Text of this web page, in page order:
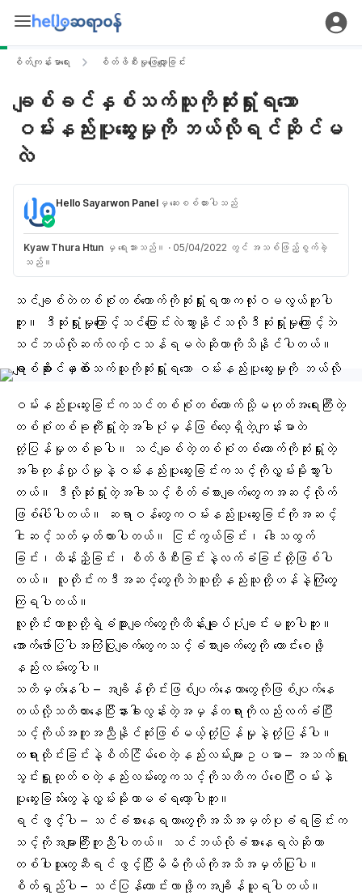
စိတ်ကျန်းမာရေး စိတ်ဖိစီးမှုဖြေလျှော့ခြင်း
ချစ်ခင်နှစ်သက်သူကိုဆုံးရှုံးရသော
ဝမ်းနည်းပူဆွေးမှုကို ဘယ်လိုရင်ဆိုင်မ
လဲ
Hello Sayarwon Panelမှ ဆေးစစ်ထားပါသည်
Kyaw Thura Htun မှ ရေးသားသည်။ · 05/04/2022 တွင် အသစ်ဖြည့်စွက်ခဲ့
သည်။
သင်ချစ်တဲတစ်စုံတစ်ယောက်ကိုဆုံးရှုံးရတာကလုံးဝမလွယ်ကူပါ
ဘူး။ ဒီဆုံးရှုံးမှုကြောင့်သင်ပြောင်းလဲသွားနိုင်သလိုဒီဆုံးရှုံးမှုကြောင့်ဘဲ
သင်ဘယ်လိုဆက်လက်ှငသန်ရမလဲဆိုတာကိုသိနိုင်ပါတယ်။
ဝမ်းနည်းပူဆွေးခြင်းကသင်တစ်စုံတစ်ယောက်သို့မဟုတ်အရေးကြီးတဲ့
တစ်စုံတစ်ခုကိုံးရှုံးတဲ့အခါပုံမှန်ဖြစ်လေ့ရှိတဲ့ကျန်းမာတဲ
တုံ့ပြန်မှုတစ်ခုပါ။ သင်ချစ်တဲ့တစ်စုံတစ်ယောက်ကိုဆုံးရှုံးတဲ့
အခါတုန်လှုပ်မှုနဲ့ဝမ်းနည်းပူဆွေးခြင်းကသင့်ကိုလွှမ်းမိုးသွားပါ
တယ်။ ဒီလိုဆုံးရှုံးတဲ့အခါသင့်စိတ်ခံစားချက်တွေကအဆင့်လိုက်
ဖြစ်ပေါ်ပါတယ်။ ဆရာဝန်တွေကဝမ်းနည်းပူဆွေးခြင်းကိုအဆင့်
ငါးဆင့်သတ်မှတ်ထားပါတယ်။ ငြင်းကွယ်ခြင်း၊ ဒေါသထွက်
ခြင်း၊ထိန်းညှိခြင်း၊စိတ်ဖိစီးခြင်းနဲ့လက်ခံခြင်းတို့ဖြစ်ပါ
တယ်။ လူတိုင်းကဒီအဆင့်တွေကိုဘဲသူတို့နည်းသူတို့ဟန်နဲ့ကြုံတွေ့
ကြရပါတယ်။
လူတိုင်းဟာသူတို့ရဲ့ခံစာူချက်တွေကိုထိန်းချုပ်ပုံချင်းမတူပါဘူး။
အောက်ဖော်ပြပါအကြံပြုချက်တွေကသင့်ခံစားချက်တွေကို ကောင်းစေဖို့
နည်းလမ်းတွေပါ။
သတိမှတ်နေပါ – အချိန်တိုင်းဖြစ်ပျက်နေတာတွေကိုဖြစ်ပျက်နေ
တယ်လို့သတိထားနေပြီးနားခါးလွန်းတဲ့အမှန်တရားကိုလည်းလက်ခံပြီး
သင့်ကိုယ်အကူအညီနိုင်ဆုံးဖြစ်မယ့်တုံ့ပြန်မှုနဲ့တုံ့ပြန်ပါ။
တရားထိုင်းခြင်းနဲ့စိတ်ငြိမ်စေတဲ့နည်းလမ်းများဥပမာ – အသက်ရှူ
သွင်းရှူထုတ်စတဲ့နည်းလမ်းတွေကသင့်ကိုသတိကပ်စေပြီးဝမ်းနဲ
ပူဆွေးခြသ်းတွေနဲ့လွှမ်းမိုးတာမခံရတော့ပါဘူး။
ရင်ဖွင့်ပါ – သင်ခံစားနေရတာတွေကိုအသိအမှတ်ပုခံရခြင်းက
သင့်ကိုအများကြီးကူညီပါတယ်။ သင်ဘယ်လိုခံစားနေရလဲဆိုတာ
တစ်ပါးသူတွေဆီရင်ဖွင့်ပြီးမိမိကိုယ်ကိုအသိအမှတ်ပြုပါ။
စိတ်ရှည်ပါ – သင်ပြန်ကောင်းလာဖို့ကအချိန်ယူရပါတယ်။